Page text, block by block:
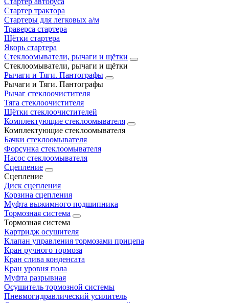
Стартер трактора
Стартеры для легковых а/м
Траверса стартера
Щётки стартера
Якорь стартера
Стеклоомыватели, рычаги и щётки
Стеклоомыватели, рычаги и щётки
Рычаги и Тяги. Пантографы
Рычаги и Тяги. Пантографы
Рычаг стеклоочистителя
Тяга стеклоочистителя
Щётки стеклоочистителей
Комплектующие стеклоомывателя
Комплектующие стеклоомывателя
Бачки стеклоомывателя
Форсунка стеклоомывателя
Насос стеклоомывателя
Сцепление
Сцепление
Диск сцепления
Корзина сцепления
Муфта выжимного подшипника
Тормозная система
Тормозная система
Картридж осушителя
Клапан управления тормозами прицепа
Кран ручного тормоза
Кран слива конденсата
Кран уровня пола
Муфта разрывная
Осушитель тормозной системы
Пневмогидравлический усилитель